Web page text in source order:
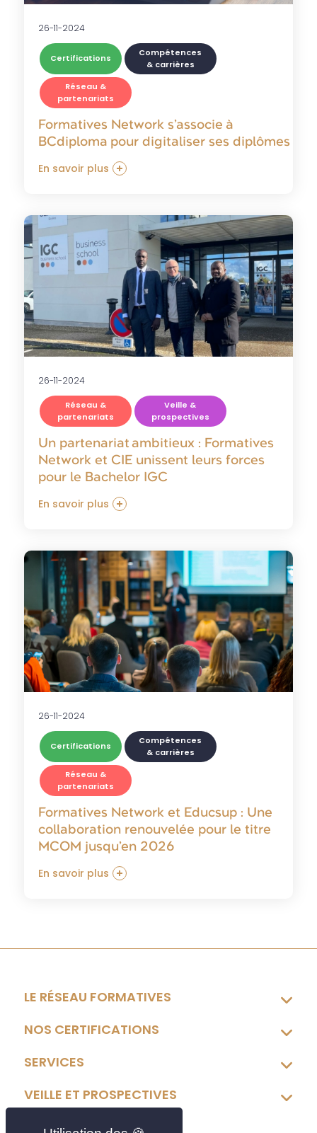
26-11-2024
Certifications
Compétences
& carrières
Réseau &
partenariats
Formatives Network s’associe à
BCdiploma pour digitaliser ses diplômes
En savoir plus
26-11-2024
Réseau &
partenariats
Veille &
prospectives
Un partenariat ambitieux : Formatives
Network et CIE unissent leurs forces
pour le Bachelor IGC
En savoir plus
26-11-2024
Certifications
Compétences
& carrières
Réseau &
partenariats
Formatives Network et Educsup : Une
collaboration renouvelée pour le titre
MCOM jusqu’en 2026
En savoir plus
LE RÉSEAU FORMATIVES
NOS CERTIFICATIONS
SERVICES
VEILLE ET PROSPECTIVES